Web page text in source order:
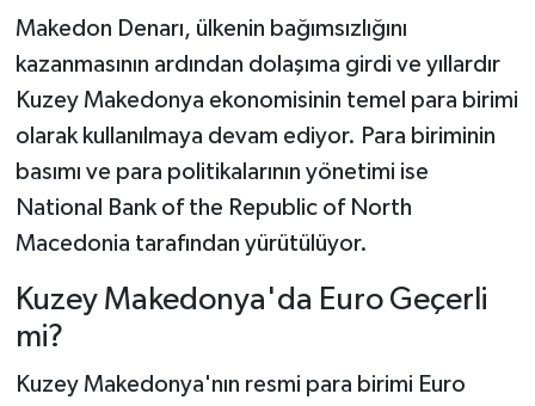
Makedon Denarı, ülkenin bağımsızlığını
kazanmasının ardından dolaşıma girdi ve yıllardır
Kuzey Makedonya ekonomisinin temel para birimi
olarak kullanılmaya devam ediyor. Para biriminin
basımı ve para politikalarının yönetimi ise
National Bank of the Republic of North
Macedonia tarafından yürütülüyor.
Kuzey Makedonya'da Euro Geçerli
mi?
Kuzey Makedonya'nın resmi para birimi Euro